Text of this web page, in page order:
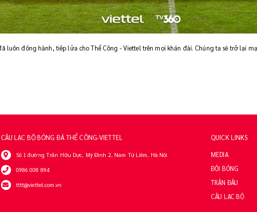
luôn đồng hành, tiếp lửa cho Thể Công - Viettel trên mọi khán đài. Chúng ta sẽ trở lại
CÂU LẠC BỘ BÓNG ĐÁ THỂ CÔNG-VIETTEL
Số 1 đường Trần Hữu Dực, Mỹ Đình 2, Nam Từ Liêm, Hà Nội
0986 008 894
tttt@viettel.com.vn
QUICK LINKS
MEDIA
ĐỘI BÓNG
TRẬN ĐẤU
CÂU LẠC BỘ